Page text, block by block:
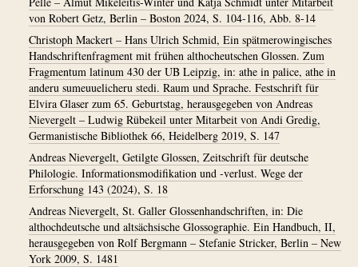
von Robert Getz, Berlin – Boston 2024, S. 104-116, Abb. 8-14
Christoph Mackert – Hans Ulrich Schmid, Ein spätmerowingisches
Handschriftenfragment mit frühen althocheutschen Glossen. Zum
Fragmentum latinum 430 der UB Leipzig, in: athe in palice, athe in
anderu sumeuuelicheru stedi. Raum und Sprache. Festschrift für
Elvira Glaser zum 65. Geburtstag, herausgegeben von Andreas
Nievergelt – Ludwig Rübekeil unter Mitarbeit von Andi Gredig,
Germanistische Bibliothek 66, Heidelberg 2019, S. 147
Andreas Nievergelt, Getilgte Glossen, Zeitschrift für deutsche
Philologie. Informationsmodifikation und -verlust. Wege der
Erforschung 143 (2024), S. 18
Andreas Nievergelt, St. Galler Glossenhandschriften, in: Die
althochdeutsche und altsächsische Glossographie. Ein Handbuch, II,
herausgegeben von Rolf Bergmann – Stefanie Stricker, Berlin – New
York 2009, S. 1481